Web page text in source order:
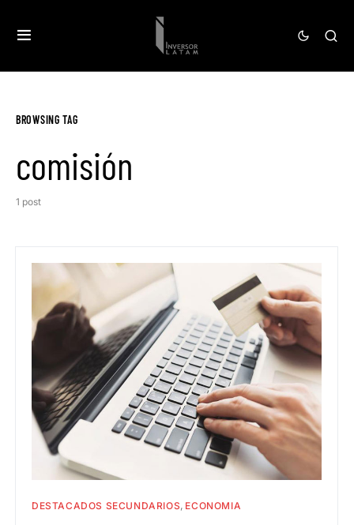
BROWSING TAG
comisión
1 post
DESTACADOS SECUNDARIOS ECONOMIA